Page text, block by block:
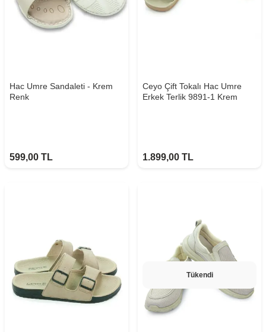
Hac Umre Sandaleti - Krem
Renk
599,00 TL
Ceyo Çift Tokalı Hac Umre
Erkek Terlik 9891-1 Krem
1.899,00 TL
Tükendi